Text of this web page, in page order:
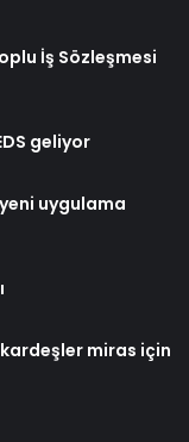
İş Sözleşmesi
geliyor
uygulama
kardeşler miras için